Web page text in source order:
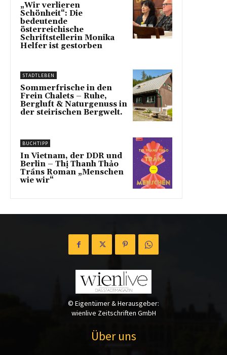
„Wir verlieren
Schönheit“: Die
bedeutende
österreichische
Schriftstellerin Monika
Helfer ist gestorben
STADTLEBEN
Sommerfrische in den
Frein Chalets – Ruhe,
Bergluft & Naturgenuss in
der steirischen Bergwelt.
BUCHTIPP
In Vietnam, der DDR und
Berlin – Thị Thanh Thảo
Trầns Roman „Menschen
wie wir“
© Eigentümer & Herausgeber:
wienlive Zeitschriften GmbH
Über uns